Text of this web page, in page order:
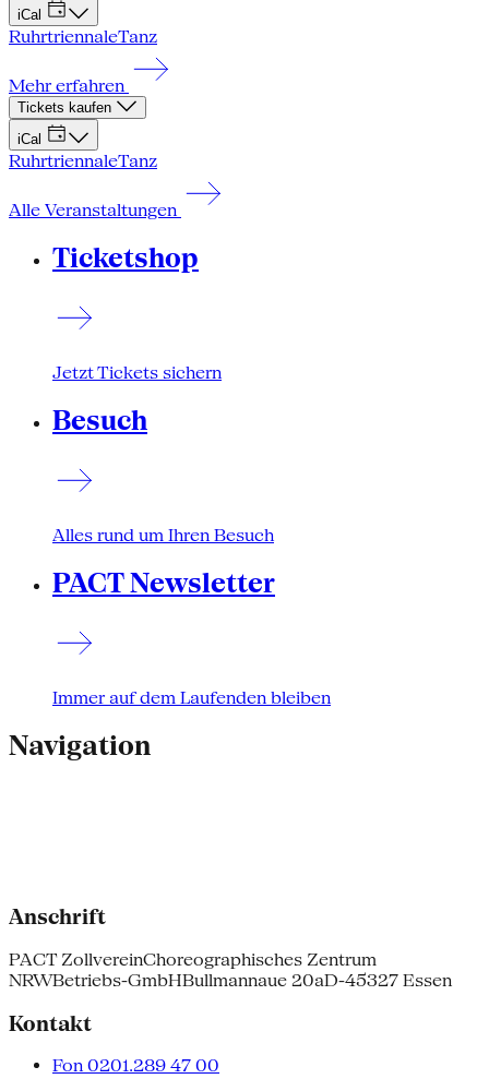
iCal
RuhrtriennaleTanz
Mehr erfahren
Tickets kaufen
iCal
RuhrtriennaleTanz
Alle Veranstaltungen
Ticketshop
Jetzt Tickets sichern
Besuch
Alles rund um Ihren Besuch
PACT Newsletter
Immer auf dem Laufenden bleiben
Navigation
Anschrift
PACT ZollvereinChoreographisches Zentrum
NRWBetriebs-GmbHBullmannaue 20aD-45327 Essen
Kontakt
Fon 0201.289 47 00